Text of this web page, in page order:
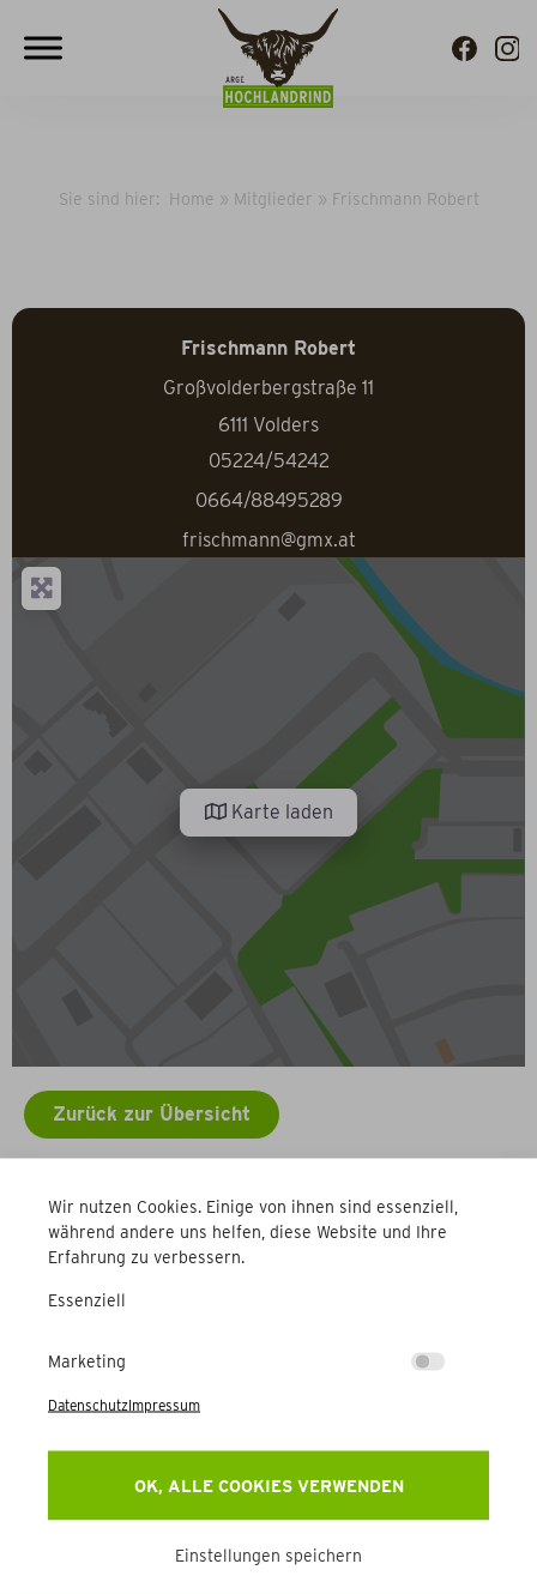
Wir nutzen Cookies. Einige von ihnen sind essenziell,
während andere uns helfen, diese Website und Ihre
Erfahrung zu verbessern.
Essenziell
Marketing
OK, ALLE COOKIES VERWENDEN
Einstellungen speichern
DatenschutzImpressum
Sie sind hier: Home » Mitglieder » Frischmann Robert
Frischmann Robert
Großvolderbergstraße 11
6111 Volders
05224/54242
0664/88495289
frischmann@gmx.at
Karte laden
Zurück zur Übersicht
Weitere Betriebe
Newsletter
Erhalten Sie Aktuelles, Events & mehr direkt in Ihr
Postfach.